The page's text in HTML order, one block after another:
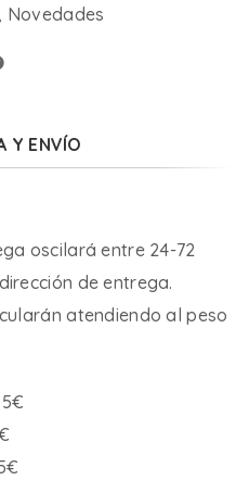
Novedades
Y ENVÍO
oscilará entre 24-72
de entrega.
atendiendo al peso